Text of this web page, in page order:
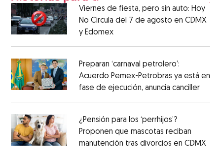
Viernes de fiesta, pero sin auto: Hoy
No Circula del 7 de agosto en CDMX
y Edomex
Preparan ‘carnaval petrolero’:
Acuerdo Pemex-Petrobras ya está en
fase de ejecución, anuncia canciller
¿Pensión para los ‘perrhijos’?
Proponen que mascotas reciban
manutención tras divorcios en CDMX